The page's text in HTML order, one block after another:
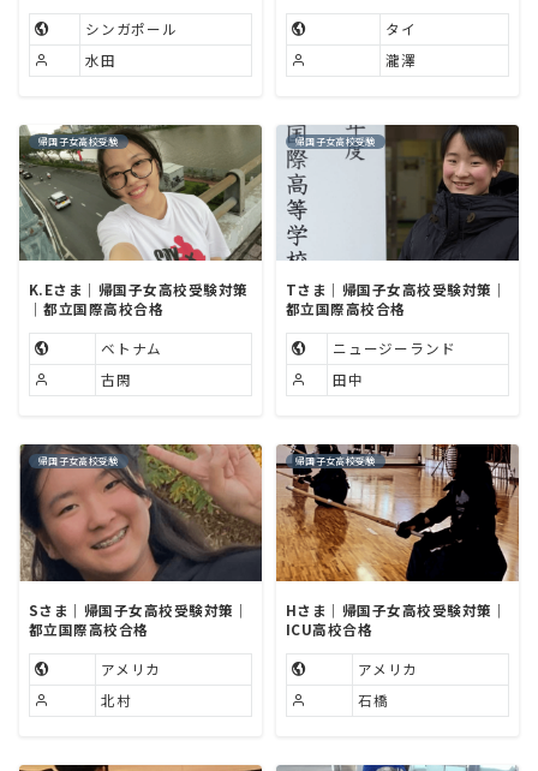
シンガポール
水田
タイ
瀧澤
帰国子女高校受験
K.Eさま｜帰国子女高校受験対策
｜都立国際高校合格
ベトナム
古閑
帰国子女高校受験
Tさま｜帰国子女高校受験対策｜
都立国際高校合格
ニュージーランド
田中
帰国子女高校受験
Sさま｜帰国子女高校受験対策｜
都立国際高校合格
アメリカ
北村
帰国子女高校受験
Hさま｜帰国子女高校受験対策｜
ICU高校合格
アメリカ
石橋